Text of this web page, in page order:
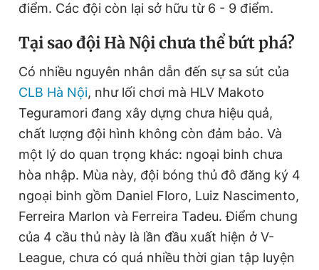
điểm. Các đội còn lại sở hữu từ 6 - 9 điểm.
Tại sao đội Hà Nội chưa thể bứt phá?
Có nhiều nguyên nhân dẫn đến sự sa sút của
CLB Hà Nội, như lối chơi mà HLV Makoto
Teguramori đang xây dựng chưa hiệu quả,
chất lượng đội hình không còn đảm bảo. Và
một lý do quan trọng khác: ngoại binh chưa
hòa nhập. Mùa này, đội bóng thủ đô đăng ký 4
ngoại binh gồm Daniel Floro, Luiz Nascimento,
Ferreira Marlon và Ferreira Tadeu. Điểm chung
của 4 cầu thủ này là lần đầu xuất hiện ở V-
League, chưa có quá nhiều thời gian tập luyện